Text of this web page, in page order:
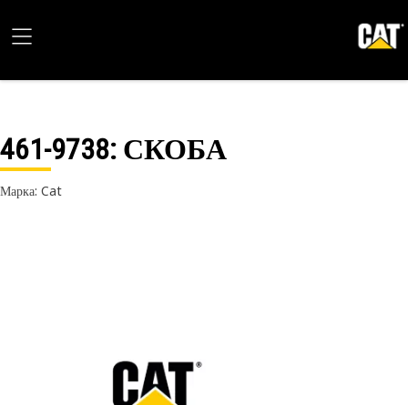
461-9738: СКОБА
Марка: Cat